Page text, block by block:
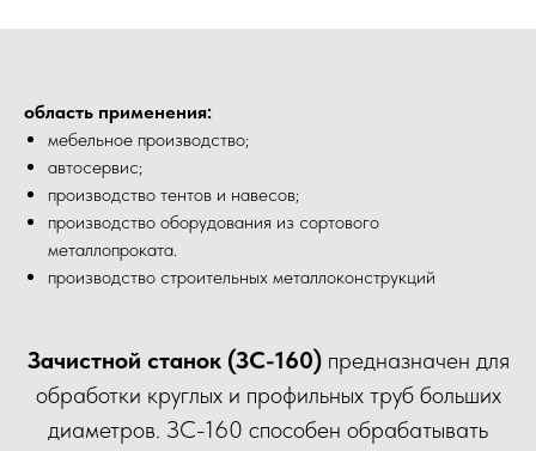
область применения:
мебельное производство;
автосервис;
производство тентов и навесов;
производство оборудования из сортового
металлопроката.
производство строительных металлоконструкций
Зачистной станок (ЗС-160)предназначен для
обработки круглых и профильных труб больших
диаметров. ЗС-160 способен обрабатывать